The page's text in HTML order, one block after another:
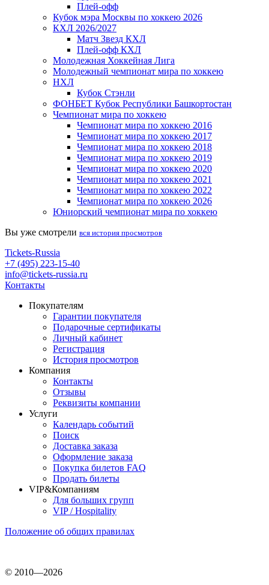
Плей-офф
Кубок мэра Москвы по хоккею 2026
КХЛ 2026/2027
Матч Звезд КХЛ
Плей-офф КХЛ
Молодежная Хоккейная Лига
Молодежный чемпионат мира по хоккею
НХЛ
Кубок Стэнли
ФОНБЕТ Кубок Республики Башкортостан
Чемпионат мира по хоккею
Чемпионат мира по хоккею 2016
Чемпионат мира по хоккею 2017
Чемпионат мира по хоккею 2018
Чемпионат мира по хоккею 2019
Чемпионат мира по хоккею 2020
Чемпионат мира по хоккею 2021
Чемпионат мира по хоккею 2022
Чемпионат мира по хоккею 2026
Юниорский чемпионат мира по хоккею
Вы уже смотрели вся история просмотров
Tickets-Russia
+7 (495) 223-15-40
info@tickets-russia.ru
Контакты
Покупателям
Гарантии покупателя
Подарочные сертификаты
Личный кабинет
Регистрация
История просмотров
Компания
Контакты
Отзывы
Реквизиты компании
Услуги
Календарь событий
Поиск
Доставка заказа
Оформление заказа
Покупка билетов FAQ
Продать билеты
VIP&Компаниям
Для больших групп
VIP / Hospitality
Положение об общих правилах
© 2010—2026